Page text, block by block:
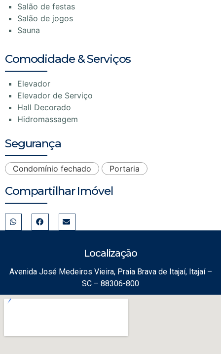
Salão de festas
Salão de jogos
Sauna
Comodidade & Serviços
Elevador
Elevador de Serviço
Hall Decorado
Hidromassagem
Segurança
Condomínio fechado Portaria
Compartilhar Imóvel
Localização
Avenida José Medeiros Vieira, Praia Brava de Itajaí, Itajaí –
SC – 88306-800